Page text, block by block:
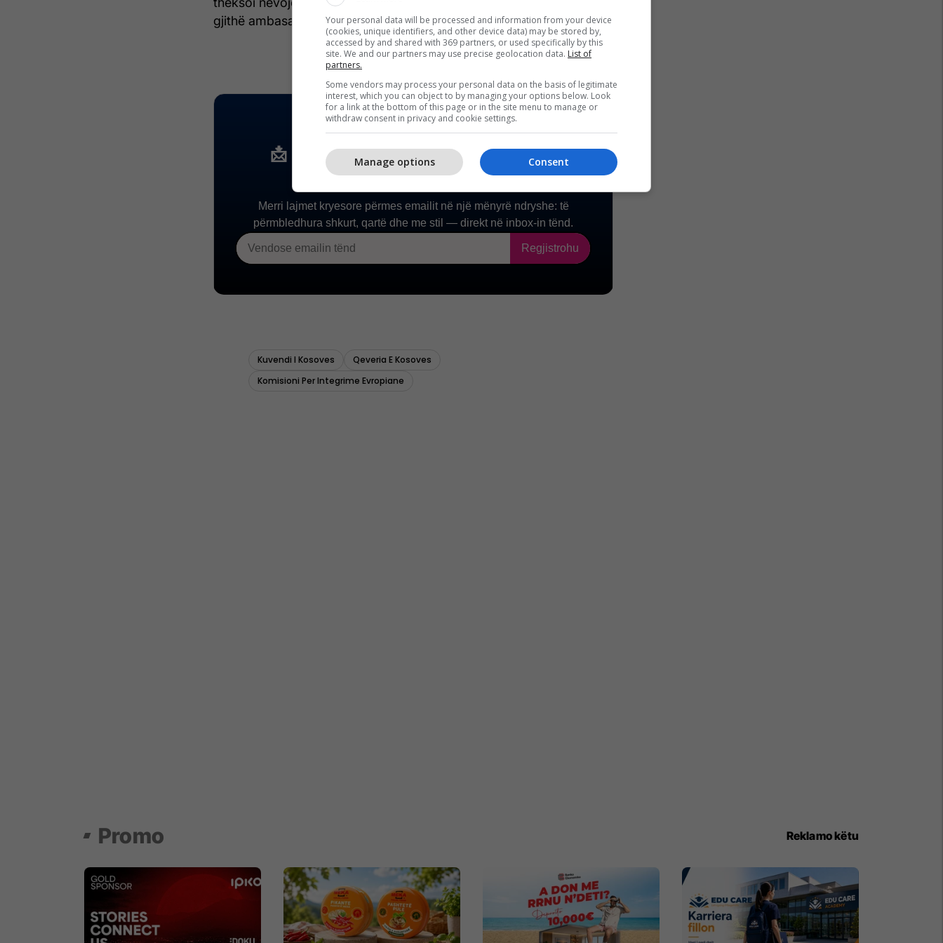
gjithë ambasadorët e huaj të BE-së.Your personal data will be processed and information from your device
(cookies, unique identifiers, and other device data) may be stored by,
accessed by and shared with 369 partners, or used specifically by this
site. We and our partners may use precise geolocation data. List of
partners.
Some vendors may process your personal data on the basis of legitimate
interest, which you can object to by managing your options below. Look
for a link at the bottom of this page or in the site menu to manage or
withdraw consent in privacy and cookie settings.
Consent
Manage options